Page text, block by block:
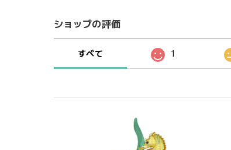
ショップの評価
すべて 1